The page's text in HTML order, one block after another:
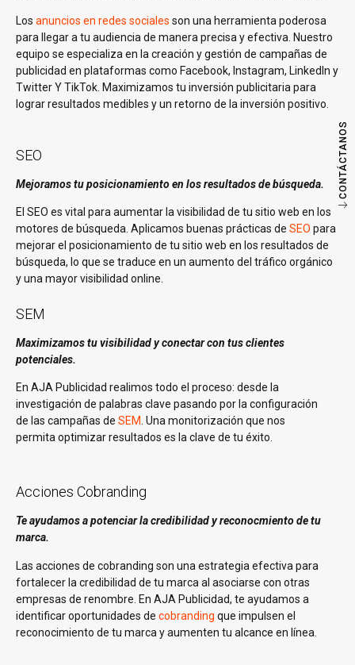
CONTÁCTANOS
Los anuncios en redes sociales son una herramienta poderosa
para llegar a tu audiencia de manera precisa y efectiva. Nuestro
equipo se especializa en la creación y gestión de campañas de
publicidad en plataformas como Facebook, Instagram, LinkedIn y
Twitter Y TikTok. Maximizamos tu inversión publicitaria para
lograr resultados medibles y un retorno de la inversión positivo.
SEO
Mejoramos tu posicionamiento en los resultados de búsqueda.
El SEO es vital para aumentar la visibilidad de tu sitio web en los
motores de búsqueda. Aplicamos buenas prácticas de SEO para
mejorar el posicionamiento de tu sitio web en los resultados de
búsqueda, lo que se traduce en un aumento del tráfico orgánico
y una mayor visibilidad online.
SEM
Maximizamos tu visibilidad y conectar con tus clientes
potenciales.
En AJA Publicidad realimos todo el proceso: desde la
investigación de palabras clave pasando por la configuración
de las campañas de SEM. Una monitorización que nos
permita optimizar resultados es la clave de tu éxito.
Acciones Cobranding
Te ayudamos a potenciar la credibilidad y reconocmiento de tu
marca.
Las acciones de cobranding son una estrategia efectiva para
fortalecer la credibilidad de tu marca al asociarse con otras
empresas de renombre. En AJA Publicidad, te ayudamos a
identificar oportunidades de cobranding que impulsen el
reconocimiento de tu marca y aumenten tu alcance en línea.